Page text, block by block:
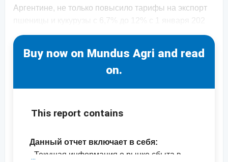
Аргентине, не только повысило тарифы на экспорт
пшеницы и кукурузы с 6,7% до 12% с 1 января 202
Buy now on Mundus Agri and read
on.
This report contains
Данный отчет включает в себя:
- Текущая информация о рынке сбыта в